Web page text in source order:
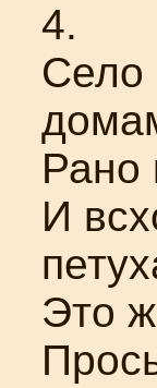
4.
Село
Рано
И
Это